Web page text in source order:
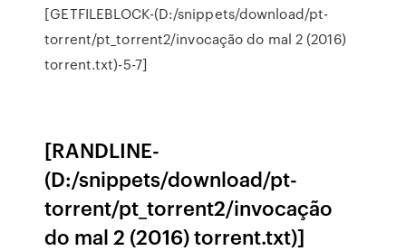
[GETFILEBLOCK-(D:/snippets/download/pt-
torrent/pt_torrent2/invocação do mal 2 (2016)
torrent.txt)-5-7]
[RANDLINE-
(D:/snippets/download/pt-
torrent/pt_torrent2/invocação
do mal 2 (2016) torrent.txt)]